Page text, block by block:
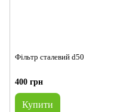
Фільтр сталевий d50
400 грн
Купити